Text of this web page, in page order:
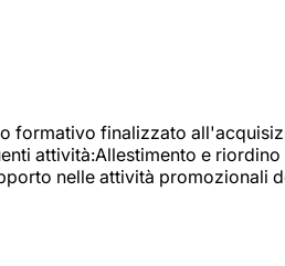
formativo finalizzato
attività:Allestimento e
nelle attività promozionali